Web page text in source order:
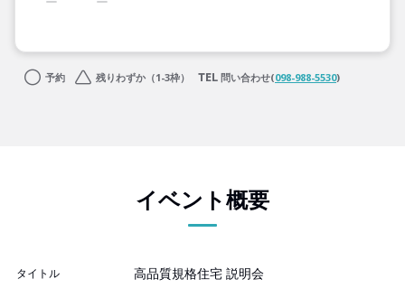
予約 残りわずか（1-3枠） 問い合わせ(098-988-5530)
イベント概要
タイトル 高品質規格住宅 説明会